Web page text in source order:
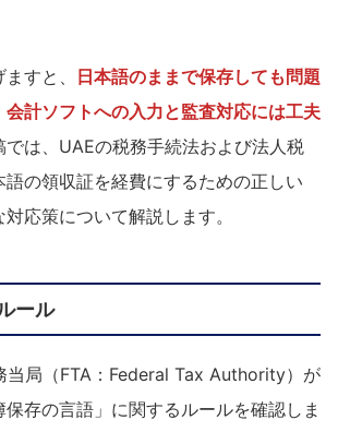
すと、
日本語のままで保存しても問題
会計ソフトへの入力と監査対応には工夫
では、UAEの税務手続法および法人税
の領収証を経費にするための正しい
応策について解説します。
ール
当局（FTA：Federal Tax Authority）が
存の言語」に関するルールを確認しま